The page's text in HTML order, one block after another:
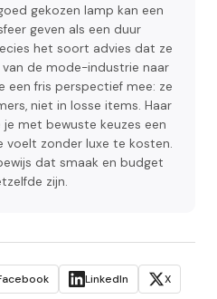
gekozen lamp kan een
geven als een duur
het soort advies dat ze
de mode-industrie naar
een fris perspectief mee: ze
niet in losse items. Haar
met bewuste keuzes een
voelt zonder luxe te kosten.
dat smaak en budget
zijn.
LinkedIn
X